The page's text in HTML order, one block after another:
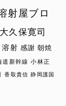
射屋ブロ
大久保寛司
溶射 感謝 朝焼
道新幹線 小林正
香取貴信 静岡護国